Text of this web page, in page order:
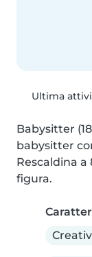
Ultima
Babysitter
babysitter
Rescaldina
figura.